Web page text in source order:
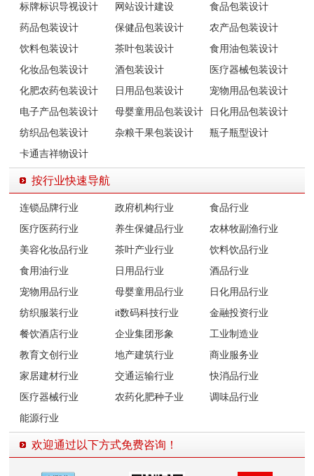
标牌标识导视设计
网站设计建设
食品包装设计
药品包装设计
保健品包装设计
农产品包装设计
饮料包装设计
茶叶包装设计
食用油包装设计
化妆品包装设计
酒包装设计
医疗器械包装设计
化肥农药包装设计
日用品包装设计
宠物用品包装设计
电子产品包装设计
母婴童用品包装设计
日化用品包装设计
纺织品包装设计
杂粮干果包装设计
瓶子瓶型设计
卡通吉祥物设计
按行业快速导航
连锁品牌行业 政府机构行业
食品行业
医疗医药行业
养生保健品行业
农林牧副渔行业
美容化妆品行业
茶叶产业行业
饮料饮品行业
食用油行业
日用品行业
酒品行业
宠物用品行业
母婴童用品行业
日化用品行业
纺织服装行业
it数码科技行业
金融投资行业
餐饮酒店行业
企业集团形象
工业制造业
教育文创行业
地产建筑行业
商业服务业
家居建材行业
交通运输行业
快消品行业
医疗器械行业
农药化肥种子业
调味品行业
能源行业
欢迎通过以下方式免费咨询！